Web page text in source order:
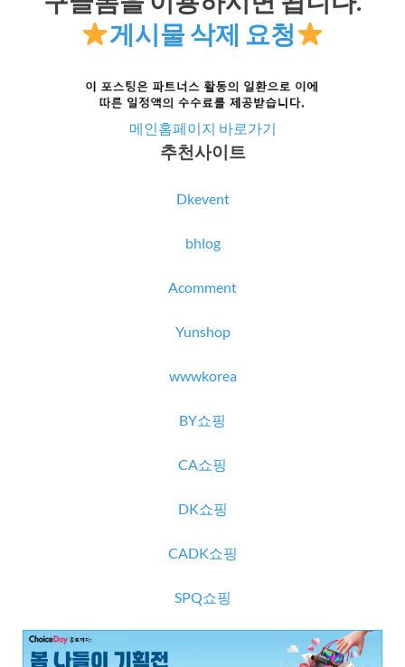
게시물 삭제 요청
메인홈페이지 바로가기
추천사이트
Dkevent
bhlog
Acomment
Yunshop
wwwkorea
BY쇼핑
CA쇼핑
DK쇼핑
CADK쇼핑
SPQ쇼핑